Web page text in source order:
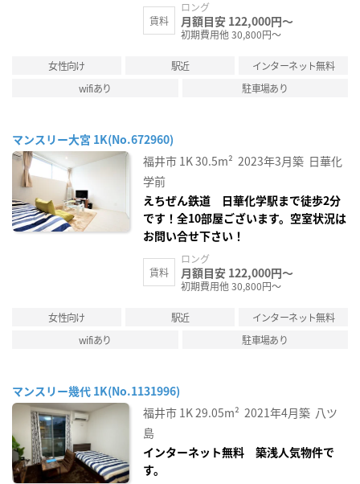
賃料
ロング
月額目安 122,000円～
初期費用他 30,800円～
女性向け 駅近
インターネット無料
wifiあり
駐車場あり
マンスリー大宮 1K(No.672960)
福井市 1K30.5m² 2023年3月築 日華化
学前
えちぜん鉄道 日華化学駅まで徒歩2分
です！全10部屋ございます。空室状況は
お問い合せ下さい！
賃料
ロング
月額目安 122,000円～
初期費用他 30,800円～
女性向け 駅近
インターネット無料
wifiあり
駐車場あり
マンスリー幾代 1K(No.1131996)
福井市 1K29.05m² 2021年4月築 八ツ
島
インターネット無料 築浅人気物件で
す。